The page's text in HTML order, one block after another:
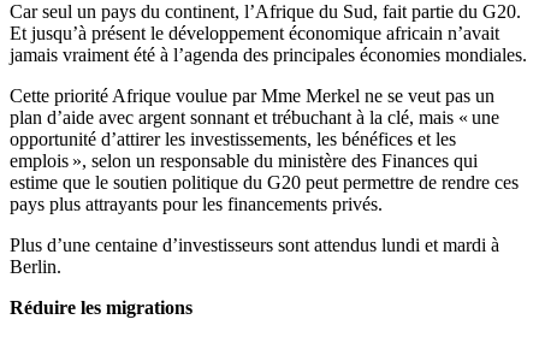
Car seul un pays du continent, l’Afrique du Sud, fait partie du G20.
Et jusqu’à présent le développement économique africain n’avait
jamais vraiment été à l’agenda des principales économies mondiales.
Cette priorité Afrique voulue par Mme Merkel ne se veut pas un
plan d’aide avec argent sonnant et trébuchant à la clé, mais « une
opportunité d’attirer les investissements, les bénéfices et les
emplois », selon un responsable du ministère des Finances qui
estime que le soutien politique du G20 peut permettre de rendre ces
pays plus attrayants pour les financements privés.
Plus d’une centaine d’investisseurs sont attendus lundi et mardi à
Berlin.
Réduire les migrations